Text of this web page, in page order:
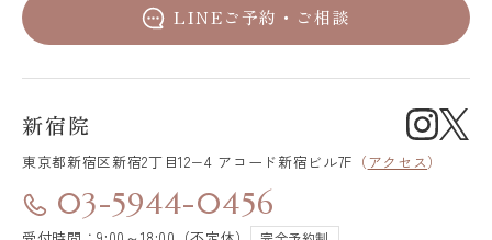
LINEご予約・ご相談
新宿院
東京都新宿区新宿2丁目12−4 アコード新宿ビル7F （アクセス）
03-5944-0456